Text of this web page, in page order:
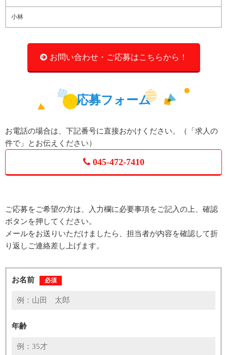
小林
お問い合わせ・ご応募はこちらから！
応募フォーム
お電話の場合は、下記番号に直接おかけください。（「求人の
件で」とお伝えください）
045-472-7410
ご応募をご希望の方は、入力欄に必要事項をご記入の上、確認
ボタンを押してください。
メールをお送りいただけましたら、担当者が内容を確認して折
り返しご連絡差し上げます。
お名前 必須
年齢